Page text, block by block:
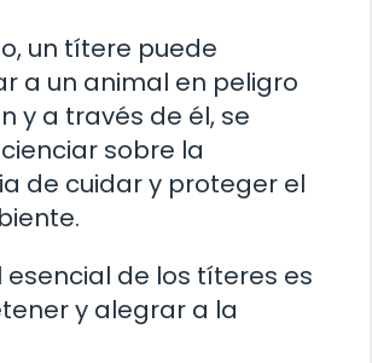
un títere puede
a un animal en peligro
y a través de él, se
sobre la
de cuidar y proteger el
de los títeres es
y alegrar a la